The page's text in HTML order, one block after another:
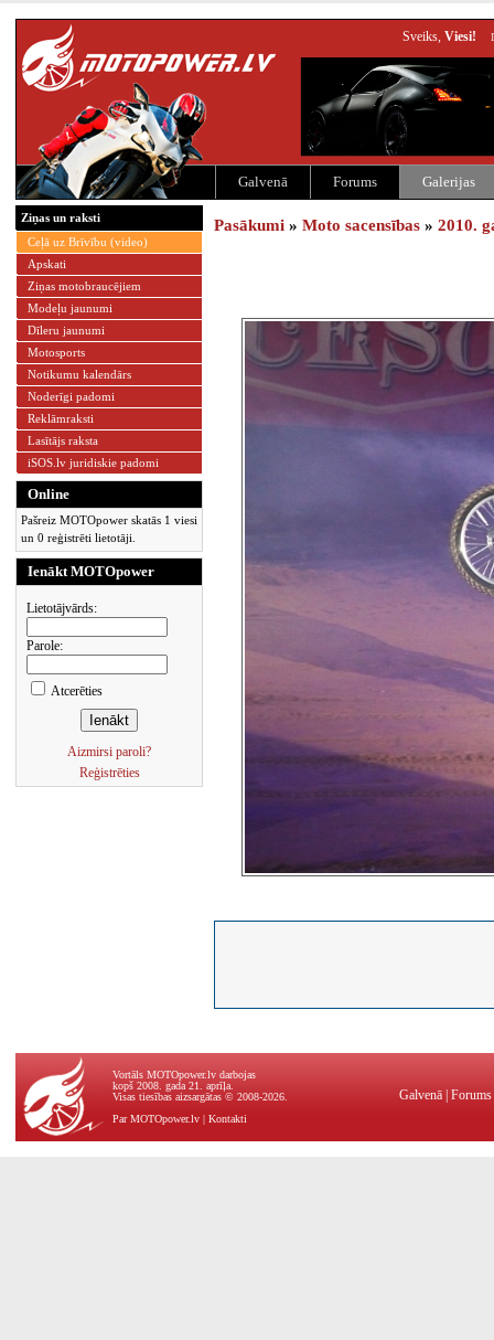
Sveiks, Viesi!
Galvenā Forums Galerijas
Ziņas un raksti
Ceļā uz Brīvību (video)
Apskati
Ziņas motobraucējiem
Modeļu jaunumi
Dīleru jaunumi
Motosports
Notikumu kalendārs
Noderīgi padomi
Reklāmraksti
Lasītājs raksta
iSOS.lv juridiskie padomi
Online
Pašreiz MOTOpower skatās 1 viesi
un 0 reģistrēti lietotāji.
Ienākt MOTOpower
Lietotājvārds:
Parole:
Atcerēties
Aizmirsi paroli?
Reģistrēties
Pasākumi » Moto sacensības » 2010.
Vortāls MOTOpower.lv darbojas
kopš 2008. gada 21. aprīļa.
Visas tiesības aizsargātas © 2008-2026.
Par MOTOpower.lv | Kontakti
Galvenā Forums